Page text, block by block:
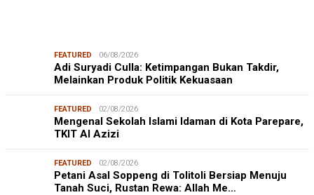
FEATURED 06/08/2026
Adi Suryadi Culla: Ketimpangan Bukan Takdir,
Melainkan Produk Politik Kekuasaan
FEATURED 02/08/2026
Mengenal Sekolah Islami Idaman di Kota Parepare,
TKIT Al Azizi
FEATURED 02/08/2026
Petani Asal Soppeng di Tolitoli Bersiap Menuju
Tanah Suci, Rustan Rewa: Allah Me…